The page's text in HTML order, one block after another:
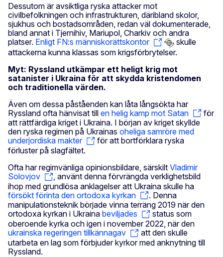
Dessutom är avsiktliga ryska attacker mot
civilbefolkningen och infrastrukturen, däribland skolor,
sjukhus och bostadsområden, redan väl dokumenterade,
bland annat i Tjernihiv, Mariupol, Charkiv och andra
platser. Enligt FN:s människorättskontor
skulle
attackerna kunna klassas som krigsförbrytelser.
Myt: Ryssland utkämpar ett heligt krig mot
satanister i Ukraina för att skydda kristendomen
och traditionella värden.
Även om dessa påståenden kan låta långsökta har
Ryssland ofta hänvisat till en helig kamp mot Satan
för
att rättfärdiga kriget i Ukraina. I början av kriget skyllde
den ryska regimen på Ukrainas oheliga samröre med
underjordiska makter
för att bortförklara ryska
förluster på slagfältet.
Ofta har regimvänliga opinionsbildare, särskilt Vladimir
Solovjov
, använt denna förvrängda verklighetsbild
ihop med grundlösa anklagelser att Ukraina skulle ha
försökt förinta den ortodoxa kyrkan
. Denna
manipulationsteknik började vinna terräng 2019 när den
ortodoxa kyrkan i Ukraina beviljades
status som
oberoende kyrka och igen i november 2022, när den
ukrainska regeringen tillkännagav
att den skulle
utarbeta en lag som förbjuder kyrkor med anknytning till
Ryssland.